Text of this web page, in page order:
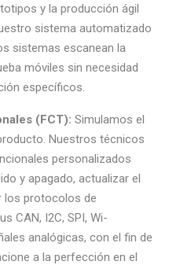
y la producción ágil
sistema automatizado
sistemas escanean la
móviles sin necesidad
específicos.
(FCT): Simulamos el
Nuestros técnicos
personalizados
y apagado, actualizar el
los protocolos de
CAN, I2C, SPI, Wi-
analógicas, con el fin de
a la perfección en el